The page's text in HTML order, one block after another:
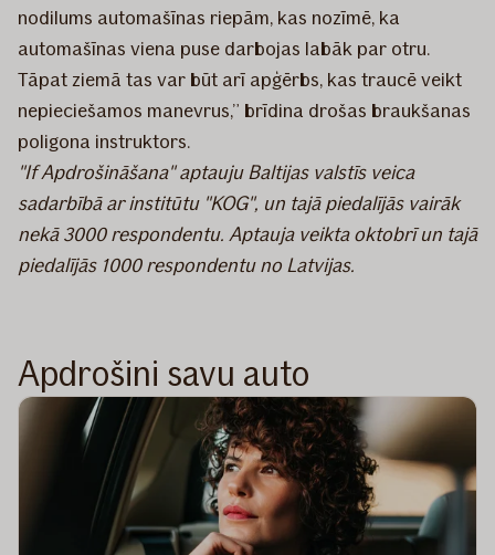
nodilums automašīnas riepām, kas nozīmē, ka
automašīnas viena puse darbojas labāk par otru.
Tāpat ziemā tas var būt arī apģērbs, kas traucē veikt
nepieciešamos manevrus,” brīdina drošas braukšanas
poligona instruktors.
"If Apdrošināšana" aptauju Baltijas valstīs veica
sadarbībā ar institūtu "KOG", un tajā piedalījās vairāk
nekā 3000 respondentu. Aptauja veikta oktobrī un tajā
piedalījās 1000 respondentu no Latvijas.
Apdrošini savu auto